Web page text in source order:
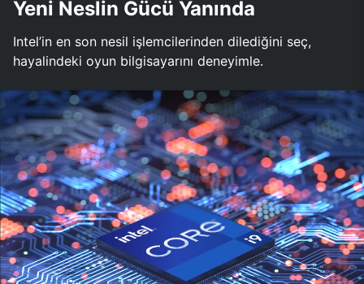
Yeni Neslin Gücü Yanında
Intel’in en son nesil işlemcilerinden dilediğini seç,
hayalindeki oyun bilgisayarını deneyimle.